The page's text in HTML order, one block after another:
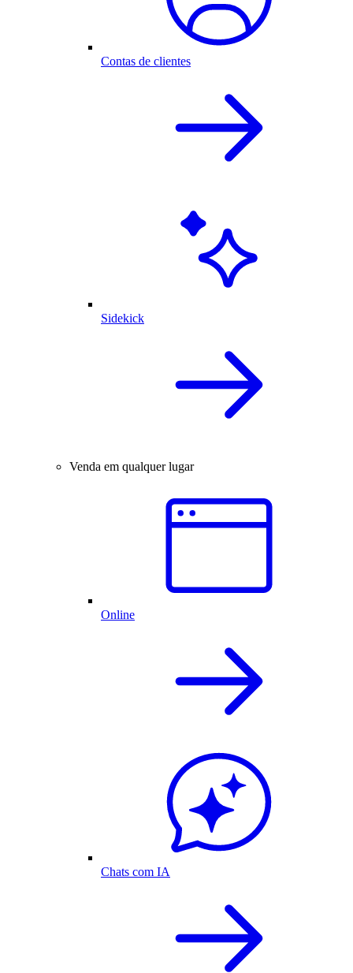
Contas de clientes
Sidekick
Venda em qualquer lugar
Online
Chats com IA